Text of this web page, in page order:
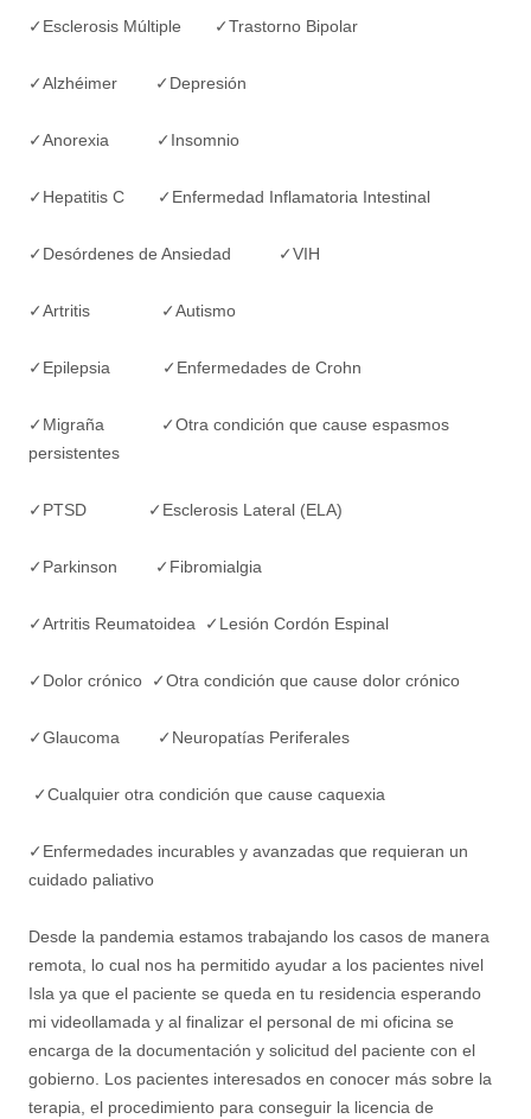
✓Esclerosis Múltiple ✓Trastorno Bipolar
✓Alzhéimer ✓Depresión
✓Anorexia ✓Insomnio
✓Hepatitis C ✓Enfermedad Inflamatoria Intestinal
✓Desórdenes de Ansiedad ✓VIH
✓Artritis ✓Autismo
✓Epilepsia ✓Enfermedades de Crohn
✓Migraña ✓Otra condición que cause espasmos
persistentes
✓PTSD ✓Esclerosis Lateral (ELA)
✓Parkinson ✓Fibromialgia
✓Artritis Reumatoidea ✓Lesión Cordón Espinal
✓Dolor crónico ✓Otra condición que cause dolor crónico
✓Glaucoma ✓Neuropatías Periferales
✓Cualquier otra condición que cause caquexia
✓Enfermedades incurables y avanzadas que requieran un
cuidado paliativo
Desde la pandemia estamos trabajando los casos de manera
remota, lo cual nos ha permitido ayudar a los pacientes nivel
Isla ya que el paciente se queda en tu residencia esperando
mi videollamada y al finalizar el personal de mi oficina se
encarga de la documentación y solicitud del paciente con el
gobierno. Los pacientes interesados en conocer más sobre la
terapia, el procedimiento para conseguir la licencia de